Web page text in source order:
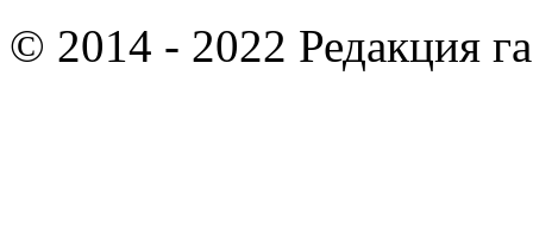
© 2014 - 2022 Редакция